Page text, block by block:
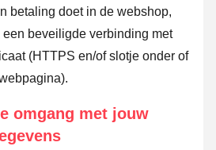
betaling doet in de webshop,
beveiligde verbinding met
(HTTPS en/of slotje onder of
omgang met jouw